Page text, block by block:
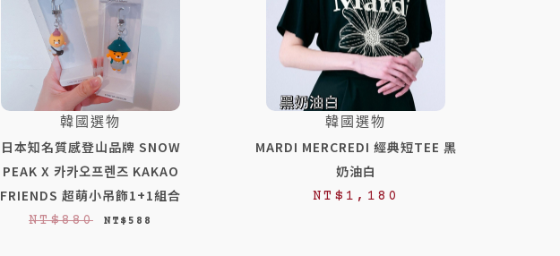
韓國選物
日本知名質感登山品牌 SNOW
PEAK X 카카오프렌즈 KAKAO
FRIENDS 超萌小吊飾1+1組合
NT$880
原
NT$588
韓國選物
MARDI MERCREDI 經典短TEE 黑
奶油白
NT$ 1,180